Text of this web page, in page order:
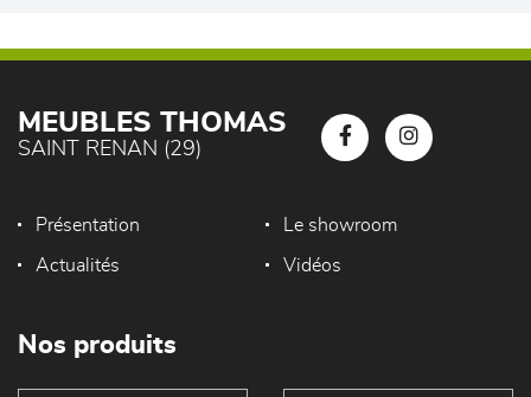
MEUBLES THOMAS
SAINT RENAN (29)
Présentation Le showroom
Actualités Vidéos
Nos produits